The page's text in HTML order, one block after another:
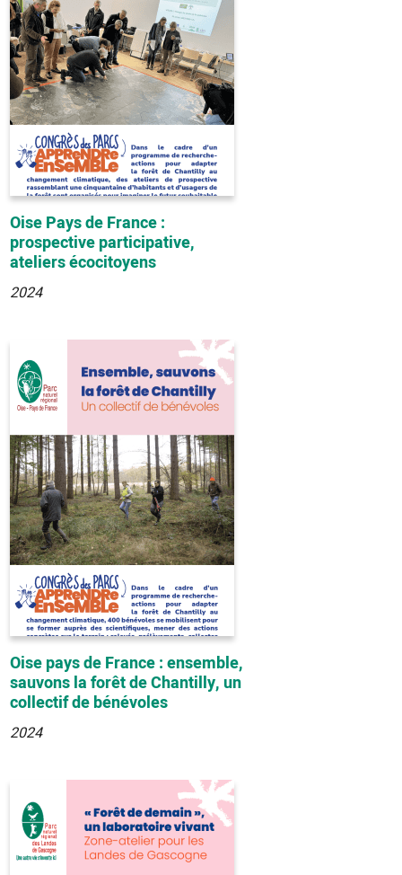
Oise Pays de France :
prospective participative,
ateliers écocitoyens
2024
Oise pays de France : ensemble,
sauvons la forêt de Chantilly, un
collectif de bénévoles
2024